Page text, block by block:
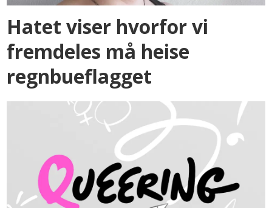
Hatet viser hvorfor vi
fremdeles må heise
regnbueflagget